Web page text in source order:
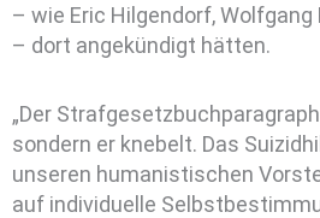
– wie Eric Hilgendorf, Wolfgang
– dort angekündigt hätten.
„Der
sondern er knebelt. Das
unseren humanistischen
auf individuelle